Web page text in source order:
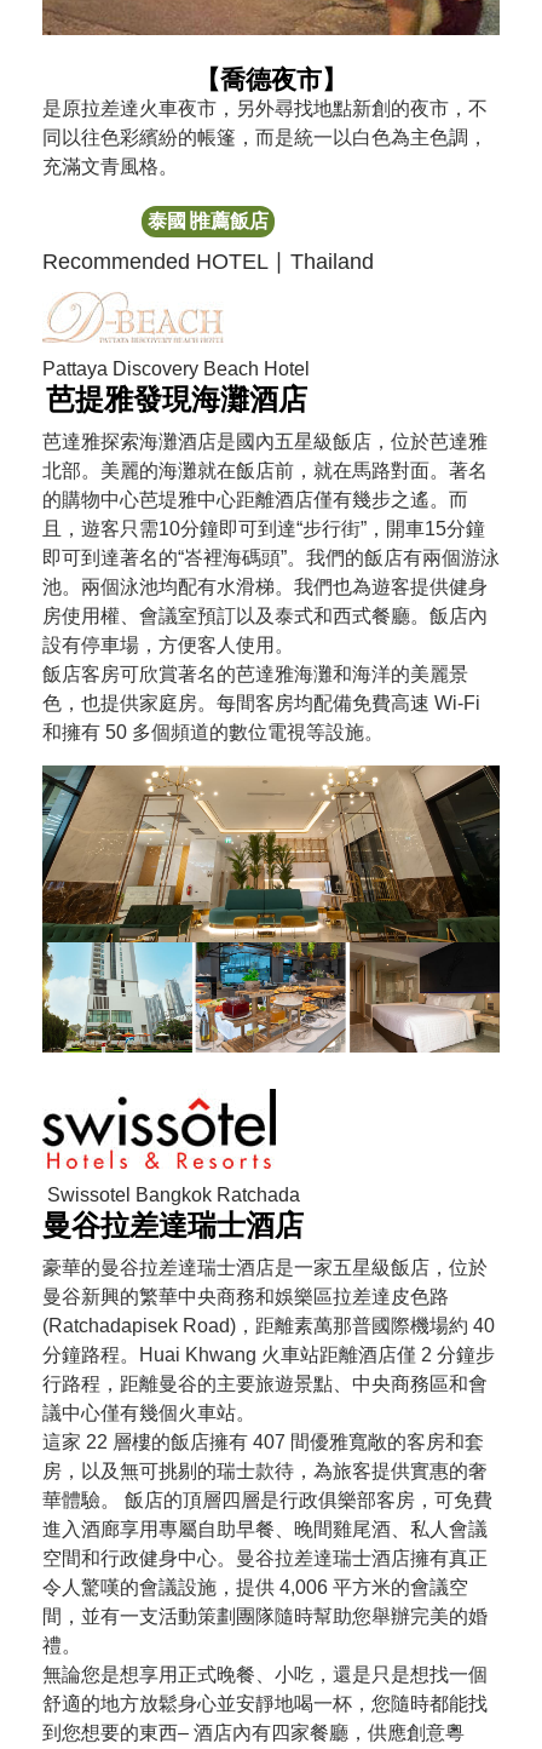
【喬德夜市】
是原拉差達火車夜市，另外尋找地點新創的夜市，不
同以往色彩繽紛的帳篷，而是統一以白色為主色調，
充滿文青風格。
泰國∣推薦飯店
Recommended HOTEL ∣ Thailand
Pattaya Discovery Beach Hotel
芭提雅發現海灘酒店
芭達雅探索海灘酒店是國內五星級飯店，位於芭達雅
北部。美麗的海灘就在飯店前，就在馬路對面。著名
的購物中心芭堤雅中心距離酒店僅有幾步之遙。而
且，遊客只需10分鐘即可到達“步行街”，開車15分鐘
即可到達著名的“峇裡海碼頭”。我們的飯店有兩個游泳
池。兩個泳池均配有水滑梯。我們也為遊客提供健身
房使用權、會議室預訂以及泰式和西式餐廳。飯店內
設有停車場，方便客人使用。
飯店客房可欣賞著名的芭達雅海灘和海洋的美麗景
色，也提供家庭房。每間客房均配備免費高速 Wi-Fi
和擁有 50 多個頻道的數位電視等設施。
Swissotel Bangkok Ratchada
曼谷拉差達瑞士酒店
豪華的曼谷拉差達瑞士酒店是一家五星級飯店，位於
曼谷新興的繁華中央商務和娛樂區拉差達皮色路
(Ratchadapisek Road)，距離素萬那普國際機場約 40
分鐘路程。Huai Khwang 火車站距離酒店僅 2 分鐘步
行路程，距離曼谷的主要旅遊景點、中央商務區和會
議中心僅有幾個火車站。
這家 22 層樓的飯店擁有 407 間優雅寬敞的客房和套
房，以及無可挑剔的瑞士款待，為旅客提供實惠的奢
華體驗。 飯店的頂層四層是行政俱樂部客房，可免費
進入酒廊享用專屬自助早餐、晚間雞尾酒、私人會議
空間和行政健身中心。曼谷拉差達瑞士酒店擁有真正
令人驚嘆的會議設施，提供 4,006 平方米的會議空
間，並有一支活動策劃團隊隨時幫助您舉辦完美的婚
禮。
無論您是想享用正式晚餐、小吃，還是只是想找一個
舒適的地方放鬆身心並安靜地喝一杯，您隨時都能找
到您想要的東西– 酒店內有四家餐廳，供應創意粵